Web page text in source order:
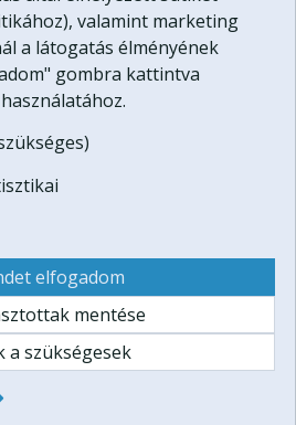
időtartam: 120 perc
is jöhetnek)
feltétele érvényes B kategóriás
az Off Road
74.900 Ft
+5.000 Ft
valamint marketing
a látogatás élményének
gombra kattintva
elfogadom
mentése
a szükségesek